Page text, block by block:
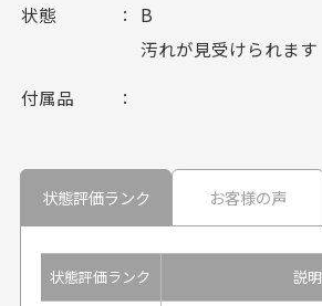
状態
B
汚れが見受けられます
付属品
状態評価ランク お客様の声
状態評価ランク 説明